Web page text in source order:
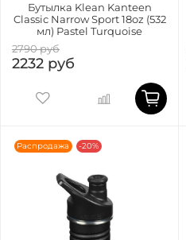
Бутылка Klean Kanteen
Classic Narrow Sport 18oz (532
мл) Pastel Turquoise
2790 руб
2232 руб
Распродажа -20%